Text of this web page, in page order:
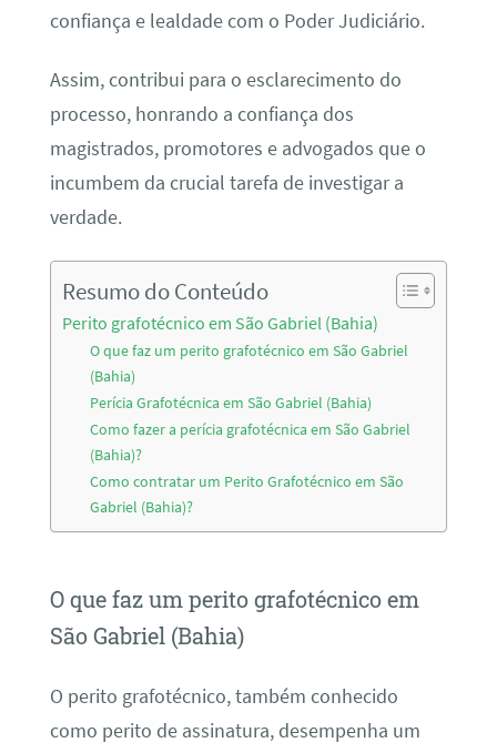
confiança e lealdade com o Poder Judiciário.
Assim, contribui para o esclarecimento do
processo, honrando a confiança dos
magistrados, promotores e advogados que o
incumbem da crucial tarefa de investigar a
verdade.
Resumo do Conteúdo
Perito grafotécnico em São Gabriel (Bahia)
O que faz um perito grafotécnico em São Gabriel
(Bahia)
Perícia Grafotécnica em São Gabriel (Bahia)
Como fazer a perícia grafotécnica em São Gabriel
(Bahia)?
Como contratar um Perito Grafotécnico em São
Gabriel (Bahia)?
O que faz um perito grafotécnico em
São Gabriel (Bahia)
O perito grafotécnico, também conhecido
como perito de assinatura, desempenha um